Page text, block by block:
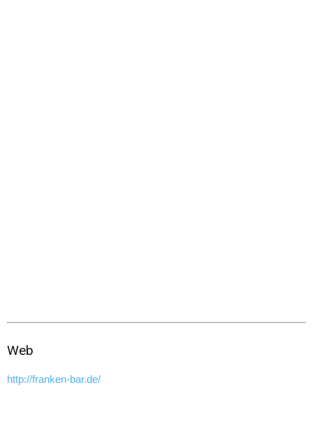
Web
http://franken-bar.de/